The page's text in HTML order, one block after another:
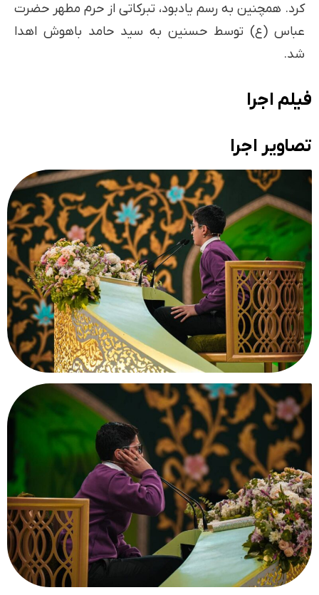
کرد. همچنین به رسم یادبود، تبرکاتی از حرم مطهر حضرت
عباس (ع) توسط حسنین به سید حامد باهوش اهدا
شد.
فیلم اجرا
تصاویر اجرا